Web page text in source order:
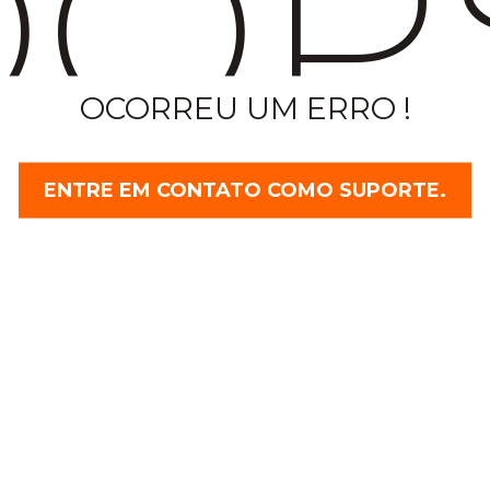
OCORREU UM ERRO !
ENTRE EM CONTATO COMO SUPORTE.